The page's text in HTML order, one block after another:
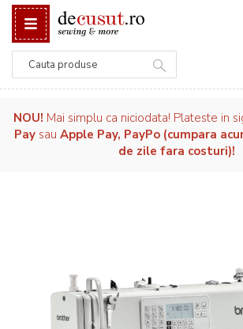
NOU! Mai simplu ca niciodata! Plateste in
Pay sau Apple Pay, PayPo (cumpara
de zile fara costuri)!